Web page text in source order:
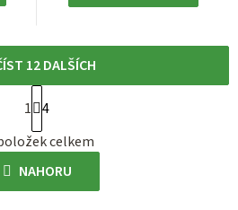
O
v
l
á
12 DALŠÍCH
S
t
r
á
n
1 4
celkem
NAHORU